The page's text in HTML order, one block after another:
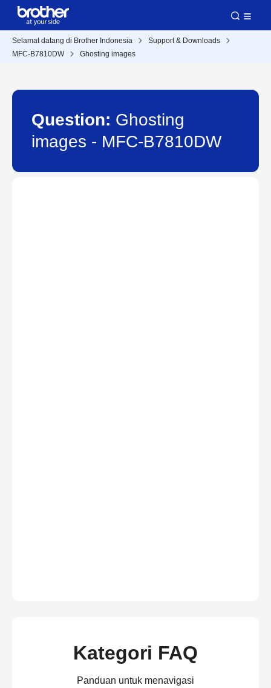
Selamat datang di Brother Indonesia
Support & Downloads
MFC-B7810DW
Ghosting images
Question: Ghosting
images - MFC-B7810DW
Kategori FAQ
Panduan untuk menavigasi